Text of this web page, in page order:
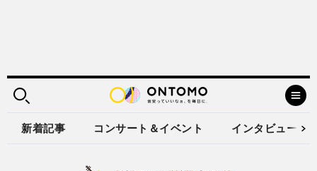
新着記事 コンサート＆イベント インタビュー